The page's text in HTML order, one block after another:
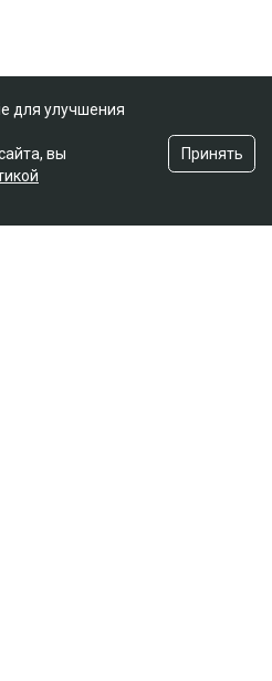
для улучшения
вы
Принять